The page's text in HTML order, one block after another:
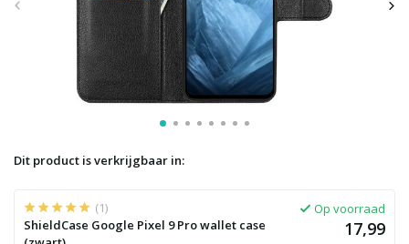
Dit product is verkrijgbaar in:
(1)
ShieldCase Google Pixel 9 Pro wallet case
Op voorraad
17,99